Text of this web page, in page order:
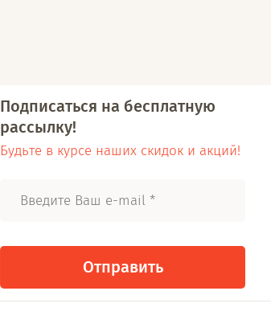
Подписаться на бесплатную
рассылку!
Будьте в курсе наших скидок и акций!
Отправить